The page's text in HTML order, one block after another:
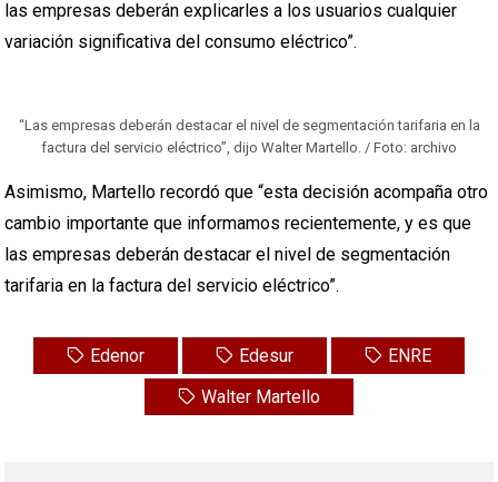
las empresas deberán explicarles a los usuarios cualquier
variación significativa del consumo eléctrico”.
“Las empresas deberán destacar el nivel de segmentación tarifaria en la
factura del servicio eléctrico”, dijo Walter Martello. / Foto: archivo
Asimismo, Martello recordó que “esta decisión acompaña otro
cambio importante que informamos recientemente, y es que
las empresas deberán destacar el nivel de segmentación
tarifaria en la factura del servicio eléctrico”.
Edenor Edesur
ENRE
Walter Martello